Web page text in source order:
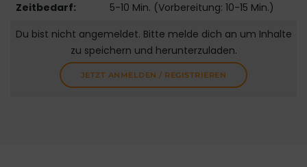
Zeitbedarf:
5-10 Min. (Vorbereitung: 10-15 Min.)
Du bist nicht angemeldet. Bitte melde dich an um Inhalte
zu speichern und herunterzuladen.
JETZT ANMELDEN / REGISTRIEREN